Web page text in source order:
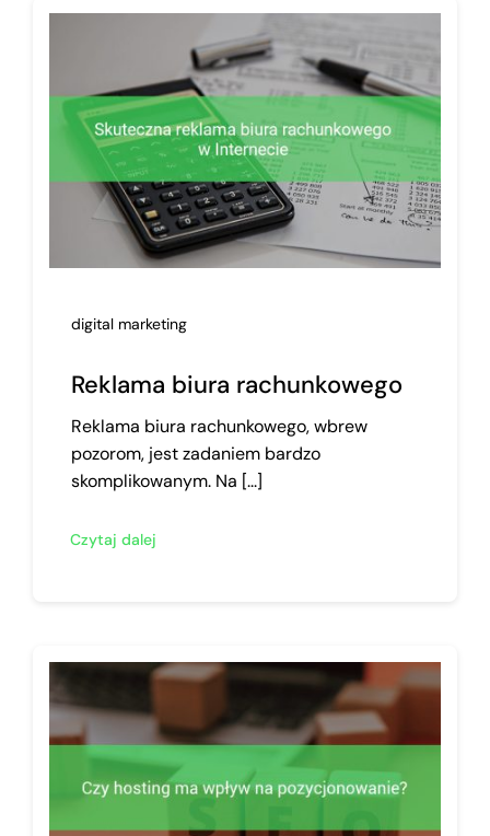
digital marketing
Reklama biura rachunkowego
Reklama biura rachunkowego, wbrew
pozorom, jest zadaniem bardzo
skomplikowanym. Na [...]
Czytaj dalej